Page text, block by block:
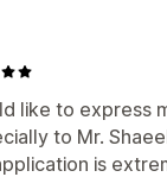
like to express
to Mr.
is